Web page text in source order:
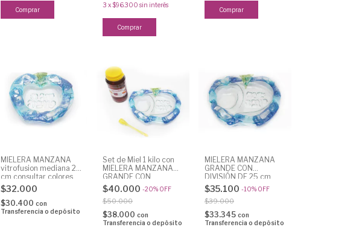
3 x$96.300 sin interés
MIELERA MANZANA
vitrofusion mediana 20
cm consultar colores
$32.000
$30.400 con
Transferencia o depósito
Set de Miel 1 kilo con
MIELERA MANZANA
GRANDE CON
DIVISIÓN DE 25 cm
$40.000 -20% OFF
$50.000
$38.000 con
Transferencia o depósito
MIELERA MANZANA
GRANDE CON
DIVISIÓN DE 25 cm
$35.100 -10% OFF
$39.000
$33.345 con
Transferencia o depósito